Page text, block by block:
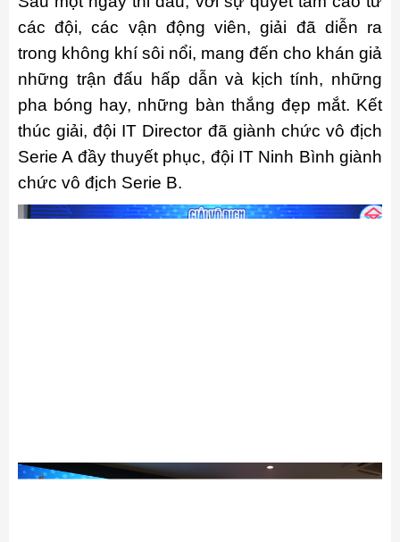
các đội, các vận động viên, giải đã diễn ra
trong không khí sôi nổi, mang đến cho khán giả
những trận đấu hấp dẫn và kịch tính, những
pha bóng hay, những bàn thắng đẹp mắt. Kết
thúc giải, đội IT Director đã giành chức vô địch
Serie A đầy thuyết phục, đội IT Ninh Bình giành
chức vô địch Serie B.